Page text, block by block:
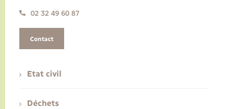
02 32 49 60 87
Contact
Etat civil
Déchets